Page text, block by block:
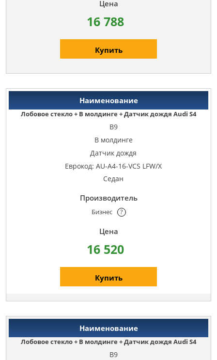
16 788
Купить
Лобовое стекло + В молдинге + Датчик дождя Audi S4
B9
В молдинге
Датчик дождя
Еврокод: AU-A4-16-VCS LFW/X
Седан
Бизнес ?
16 520
Купить
Лобовое стекло + В молдинге + Датчик дождя Audi S4
B9